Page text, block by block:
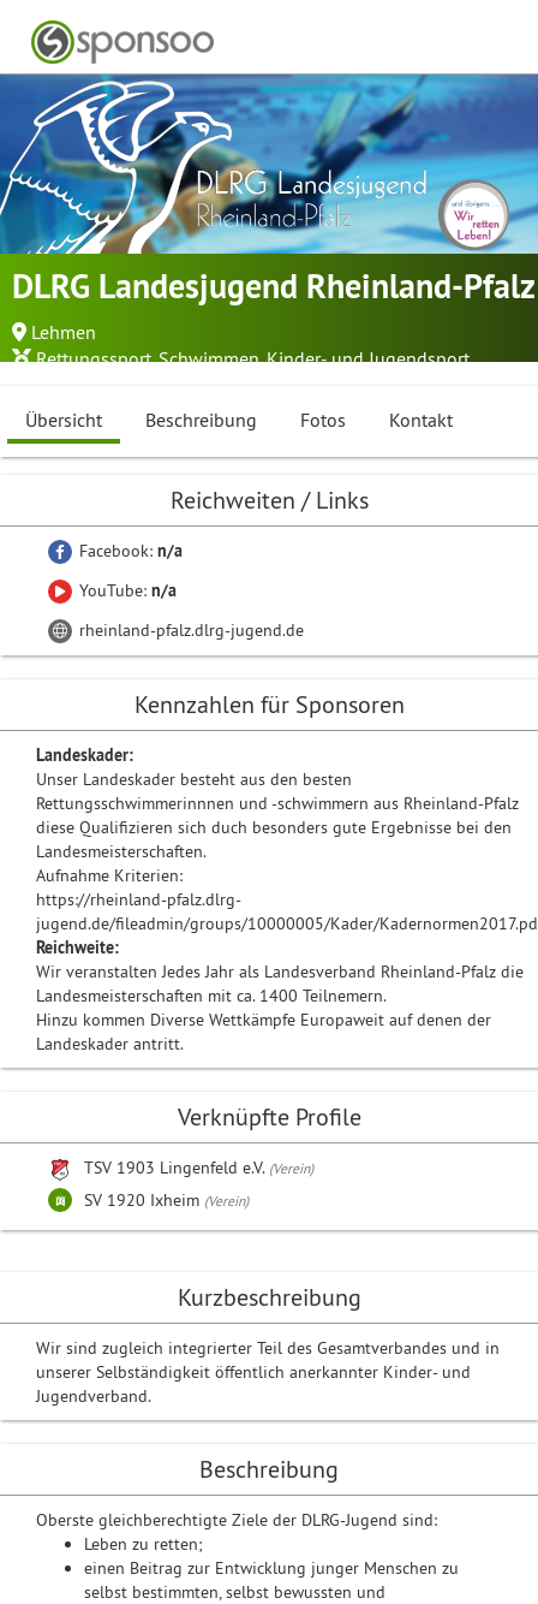
DLRG Landesjugend Rheinland-Pfalz
Lehmen
Rettungssport,Schwimmen,Kinder- und Jugendsport
Übersicht Beschreibung Fotos Kontakt
Kurzbeschreibung
Wir sind zugleich integrierter Teil des Gesamtverbandes und in
unserer Selbständigkeit öffentlich anerkannter Kinder- und
Jugendverband.
Beschreibung
Oberste gleichberechtigte Ziele der DLRG-Jugend sind:
Leben zu retten;
einen Beitrag zur Entwicklung junger Menschen zu
selbst bestimmten, selbst bewussten und
Reichweiten / Links
Facebook: n/a
YouTube: n/a
rheinland-pfalz.dlrg-jugend.de
Kennzahlen für Sponsoren
Landeskader:
Unser Landeskader besteht aus den besten
Rettungsschwimmerinnnen und -schwimmern aus Rheinland-Pfalz
diese Qualifizieren sich duch besonders gute Ergebnisse bei den
Landesmeisterschaften.
Aufnahme Kriterien:
https://rheinland-pfalz.dlrg-
jugend.de/fileadmin/groups/10000005/Kader/
Reichweite:
Wir veranstalten Jedes Jahr als Landesverband Rheinland-Pfalz die
Landesmeisterschaften mit ca. 1400 Teilnemern.
Hinzu kommen Diverse Wettkämpfe Europaweit auf denen der
Landeskader antritt.
Verknüpfte Profile
TSV 1903 Lingenfeld e.V. (Verein)
SV 1920 Ixheim (Verein)